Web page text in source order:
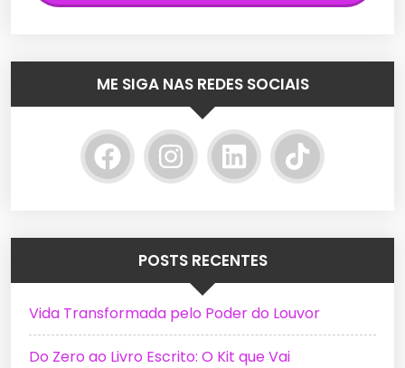
ME SIGA NAS REDES SOCIAIS
POSTS RECENTES
Vida Transformada pelo Poder do Louvor
Do Zero ao Livro Escrito: O Kit que Vai